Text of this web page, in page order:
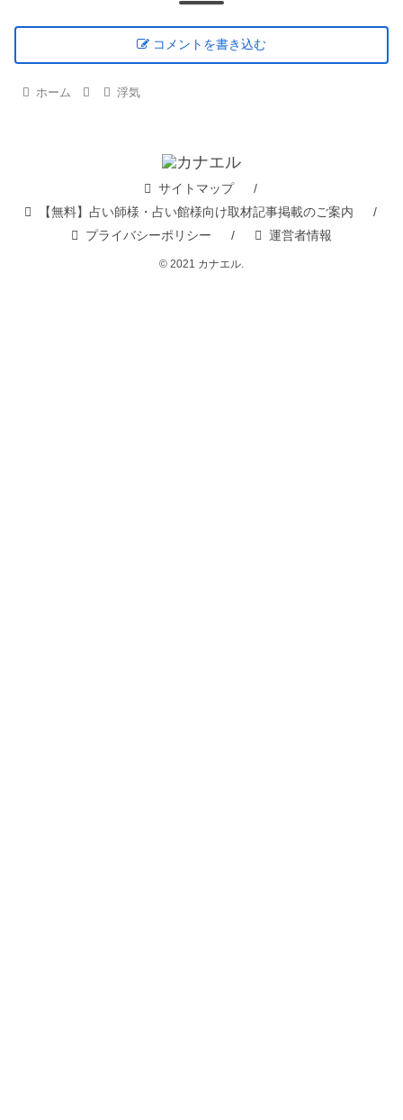
コメントを書き込む
ホーム 浮気
サイトマップ
【無料】占い師様・占い館様向け取材記事掲載のご案内
プライバシーポリシー
運営者情報
© 2021 カナエル.